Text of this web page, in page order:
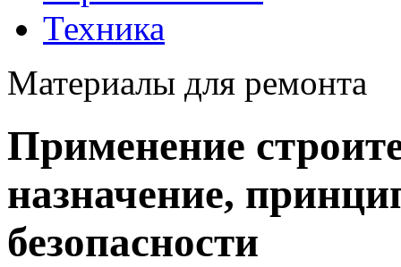
Техника
Материалы для ремонта
Применение
назначение,
безопасности